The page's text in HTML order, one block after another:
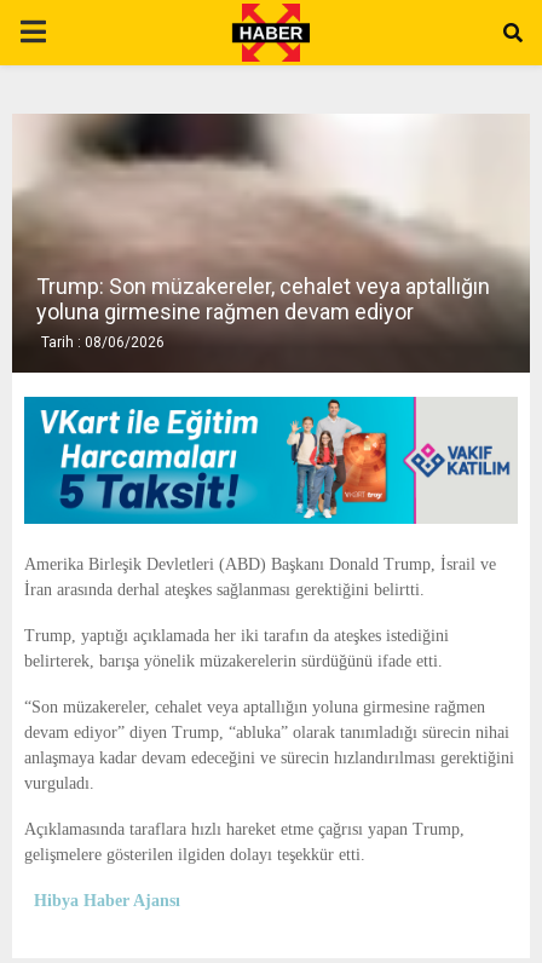
P
M
A
E
Trump: Son müzakereler, cehalet veya aptallığın
yoluna girmesine rağmen devam ediyor
Tarih : 08/06/2026
Amerika Birleşik Devletleri (ABD) Başkanı Donald Trump, İsrail ve
İran arasında derhal ateşkes sağlanması gerektiğini belirtti.
Trump, yaptığı açıklamada her iki tarafın da ateşkes istediğini
belirterek, barışa yönelik müzakerelerin sürdüğünü ifade etti.
“Son müzakereler, cehalet veya aptallığın yoluna girmesine rağmen
devam ediyor” diyen Trump, “abluka” olarak tanımladığı sürecin nihai
anlaşmaya kadar devam edeceğini ve sürecin hızlandırılması gerektiğini
vurguladı.
Açıklamasında taraflara hızlı hareket etme çağrısı yapan Trump,
gelişmelere gösterilen ilgiden dolayı teşekkür etti.
Hibya Haber Ajansı